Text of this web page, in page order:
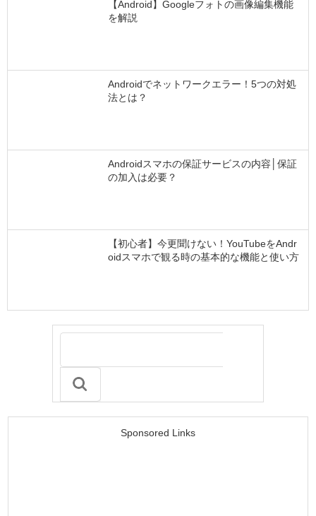
【Android】Googleフォトの画像編集機能
を解説
Androidでネットワークエラー！5つの対処
法とは？
Androidスマホの保証サービスの内容│保証
の加入は必要？
【初心者】今更聞けない！YouTubeをAndr
oidスマホで観る時の基本的な機能と使い方
Sponsored Links